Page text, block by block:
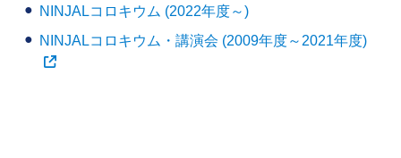
NINJALコロキウム (2022年度～)
NINJALコロキウム・講演会 (2009年度～2021年度)